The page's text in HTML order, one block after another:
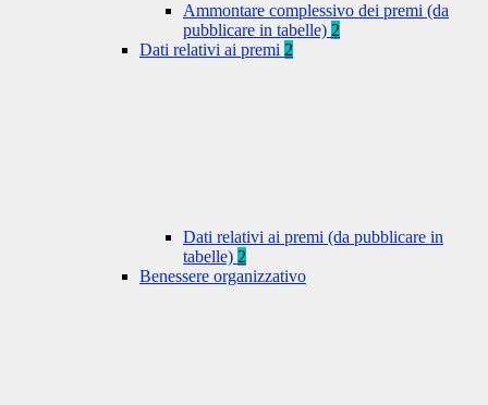
Ammontare complessivo dei premi (da
pubblicare in tabelle) 2
Dati relativi ai premi 2
Dati relativi ai premi (da pubblicare in
tabelle) 2
Benessere organizzativo